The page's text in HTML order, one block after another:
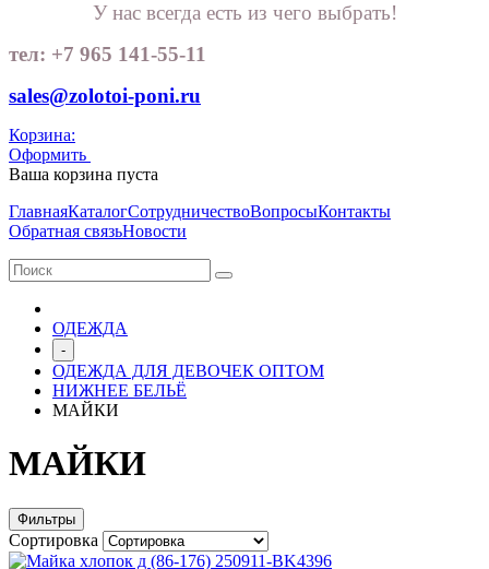
У нас всегда есть из чего выбрать!
тел: +7 965 141-55-11
sales@zolotoi-poni.ru
Корзина:
Оформить
Ваша корзина пуста
ГлавнаяКаталогСотрудничествоВопросыКонтакты
Обратная связьНовости
ОДЕЖДА
-
ОДЕЖДА ДЛЯ ДЕВОЧЕК ОПТОМ
НИЖНЕЕ БЕЛЬЁ
МАЙКИ
МАЙКИ
Фильтры
Сортировка